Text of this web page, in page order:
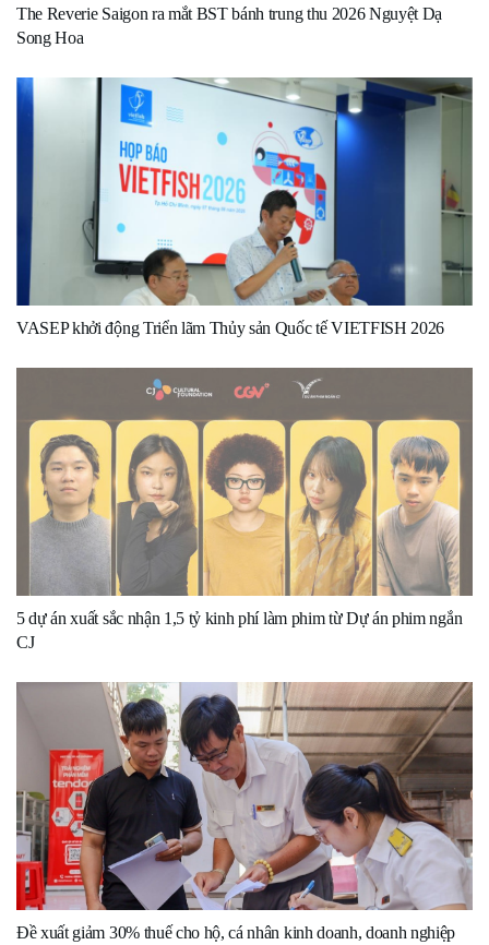
The Reverie Saigon ra mắt BST bánh trung thu 2026 Nguyệt Dạ
Song Hoa
VASEP khởi động Triển lãm Thủy sản Quốc tế VIETFISH 2026
5 dự án xuất sắc nhận 1,5 tỷ kinh phí làm phim từ Dự án phim ngắn
CJ
Đề xuất giảm 30% thuế cho hộ, cá nhân kinh doanh, doanh nghiệp